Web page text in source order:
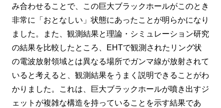
み合わせることで、この巨大ブラックホールがこのとき
非常に「おとなしい」状態にあったことが明らかになり
ました。また、観測結果と理論・シミュレーション研究
の結果を比較したところ、EHTで観測されたリング状
の電波放射領域とは異なる場所でガンマ線が放射されて
いると考えると、観測結果をうまく説明できることがわ
かりました。これは、巨大ブラックホールが噴き出すジ
ェットが複雑な構造を持っていることを示す結果であ